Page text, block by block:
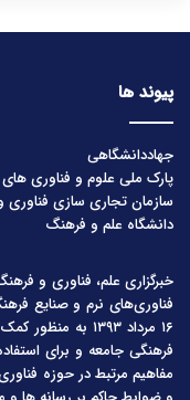
پیوند ها
جهاددانشگاهی
پارک ملی علوم و فناوری
سازمان تجاری سازی فناوری
دانشگاه علم و فرهنگ
خبرگزاری علم، فناوری و
فناوری‌های نرم و صنایع
۱۶ مرداد ۱۳۹۳
فرهنگی جامعه و برای
مفاهیم مرتبط در حوزه